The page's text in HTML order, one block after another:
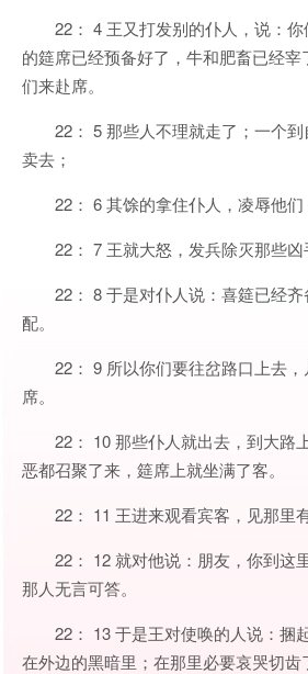
22： 4 王又打发别的仆人，说：
的筵席已经预备好了，牛和肥畜已经
们来赴席。
22： 5 那些人不理就走了；一个
卖去；
22： 6 其馀的拿住仆人，凌辱他们
22： 7 王就大怒，发兵除灭那些凶
22： 8 于是对仆人说：喜筵已经
配。
22： 9 所以你们要往岔路口上去
席。
22： 10 那些仆人就出去，到大路
恶都召聚了来，筵席上就坐满了客。
22： 11 王进来观看宾客，见那里
22： 12 就对他说：朋友，你到这
那人无言可答。
22： 13 于是王对使唤的人说：捆
在外边的黑暗里；在那里必要哀哭切齿